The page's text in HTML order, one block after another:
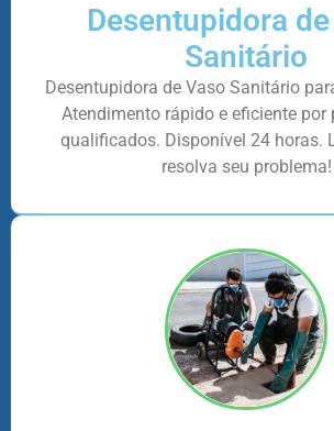
Desentupidora
Sanitário
Desentupidora de Vaso Sanitário
Atendimento rápido e eficiente
qualificados. Disponível 24 horas.
resolva seu problema!